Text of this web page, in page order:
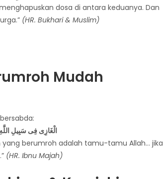
dosa di antara keduanya. Dan
(HR. Bukhari & Muslim)
Mudah
Dari Ibnu ‘Umar radhiyallahu ‘anhuma, Nabi ﷺ bersabda:
الْغَازِى فِى سَبِيلِ
yang berumroh adalah tamu-tamu Allah… jika
(HR. Ibnu Majah)